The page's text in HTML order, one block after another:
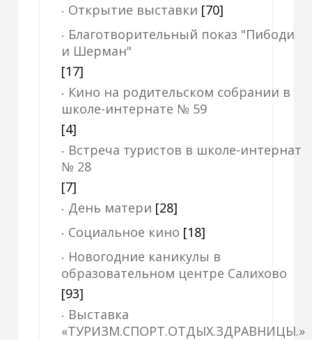
Открытие выставки [70]
Благотворительный показ "Пибоди
и Шерман"
[17]
Кино на родительском собрании в
школе-интернате № 59
[4]
Встреча туристов в школе-интернат
№ 28
[7]
День матери [28]
Социальное кино [18]
Новогодние каникулы в
образовательном центре Салихово
[93]
Выставка
«ТУРИЗМ.СПОРТ.ОТДЫХ.ЗДРАВНИЦЫ.»